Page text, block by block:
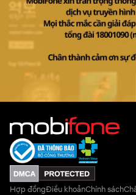
Hợp đồngĐiều khoảnChính sách